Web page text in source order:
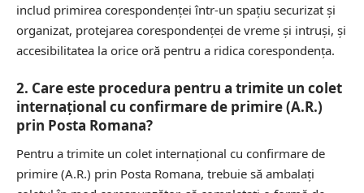
includ primirea corespondenței într-un spațiu securizat și
organizat, protejarea corespondenței de vreme și intruși, și
accesibilitatea la orice oră pentru a ridica corespondența.
2. Care este procedura pentru a trimite un colet
internațional cu confirmare de primire (A.R.)
prin Posta Romana?
Pentru a trimite un colet internațional cu confirmare de
primire (A.R.) prin Posta Romana, trebuie să ambalați